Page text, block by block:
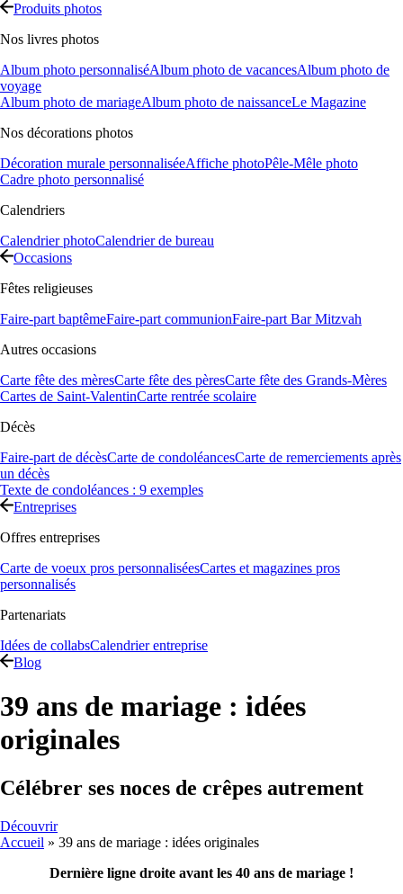
Produits photos
Nos livres photos
Album photo personnaliséAlbum photo de vacancesAlbum photo de
voyage
Album photo de mariageAlbum photo de naissanceLe Magazine
Nos décorations photos
Décoration murale personnaliséeAffiche photoPêle-Mêle photo
Cadre photo personnalisé
Calendriers
Calendrier photoCalendrier de bureau
Occasions
Fêtes religieuses
Faire-part baptêmeFaire-part communionFaire-part Bar Mitzvah
Autres occasions
Carte fête des mèresCarte fête des pèresCarte fête des Grands-Mères
Cartes de Saint-ValentinCarte rentrée scolaire
Décès
Faire-part de décèsCarte de condoléancesCarte de remerciements après
un décès
Texte de condoléances : 9 exemples
Entreprises
Offres entreprises
Carte de voeux pros personnaliséesCartes et magazines pros
personnalisés
Partenariats
Idées de collabsCalendrier entreprise
Blog
39 ans de mariage : idées
originales
Célébrer ses noces de crêpes autrement
Découvrir
Accueil » 39 ans de mariage : idées originales
Dernière ligne droite avant les 40 ans de mariage !